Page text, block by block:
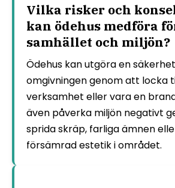
Vilka risker och
kan ödehus medföra
samhället och miljön?
Ödehus kan utgöra en
omgivningen genom att locka
verksamhet eller vara en
även påverka miljön negativt
sprida skräp, farliga ämnen
försämrad estetik i området.